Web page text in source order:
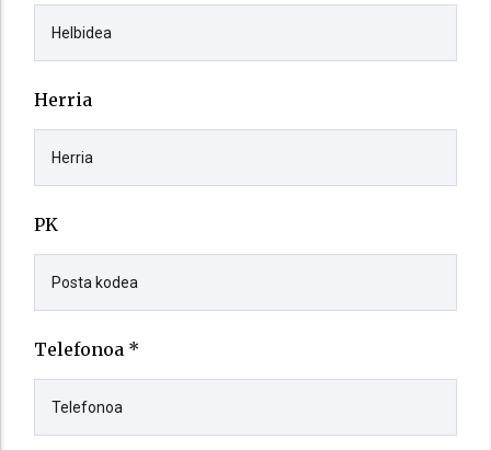
Herria
PK
Telefonoa *